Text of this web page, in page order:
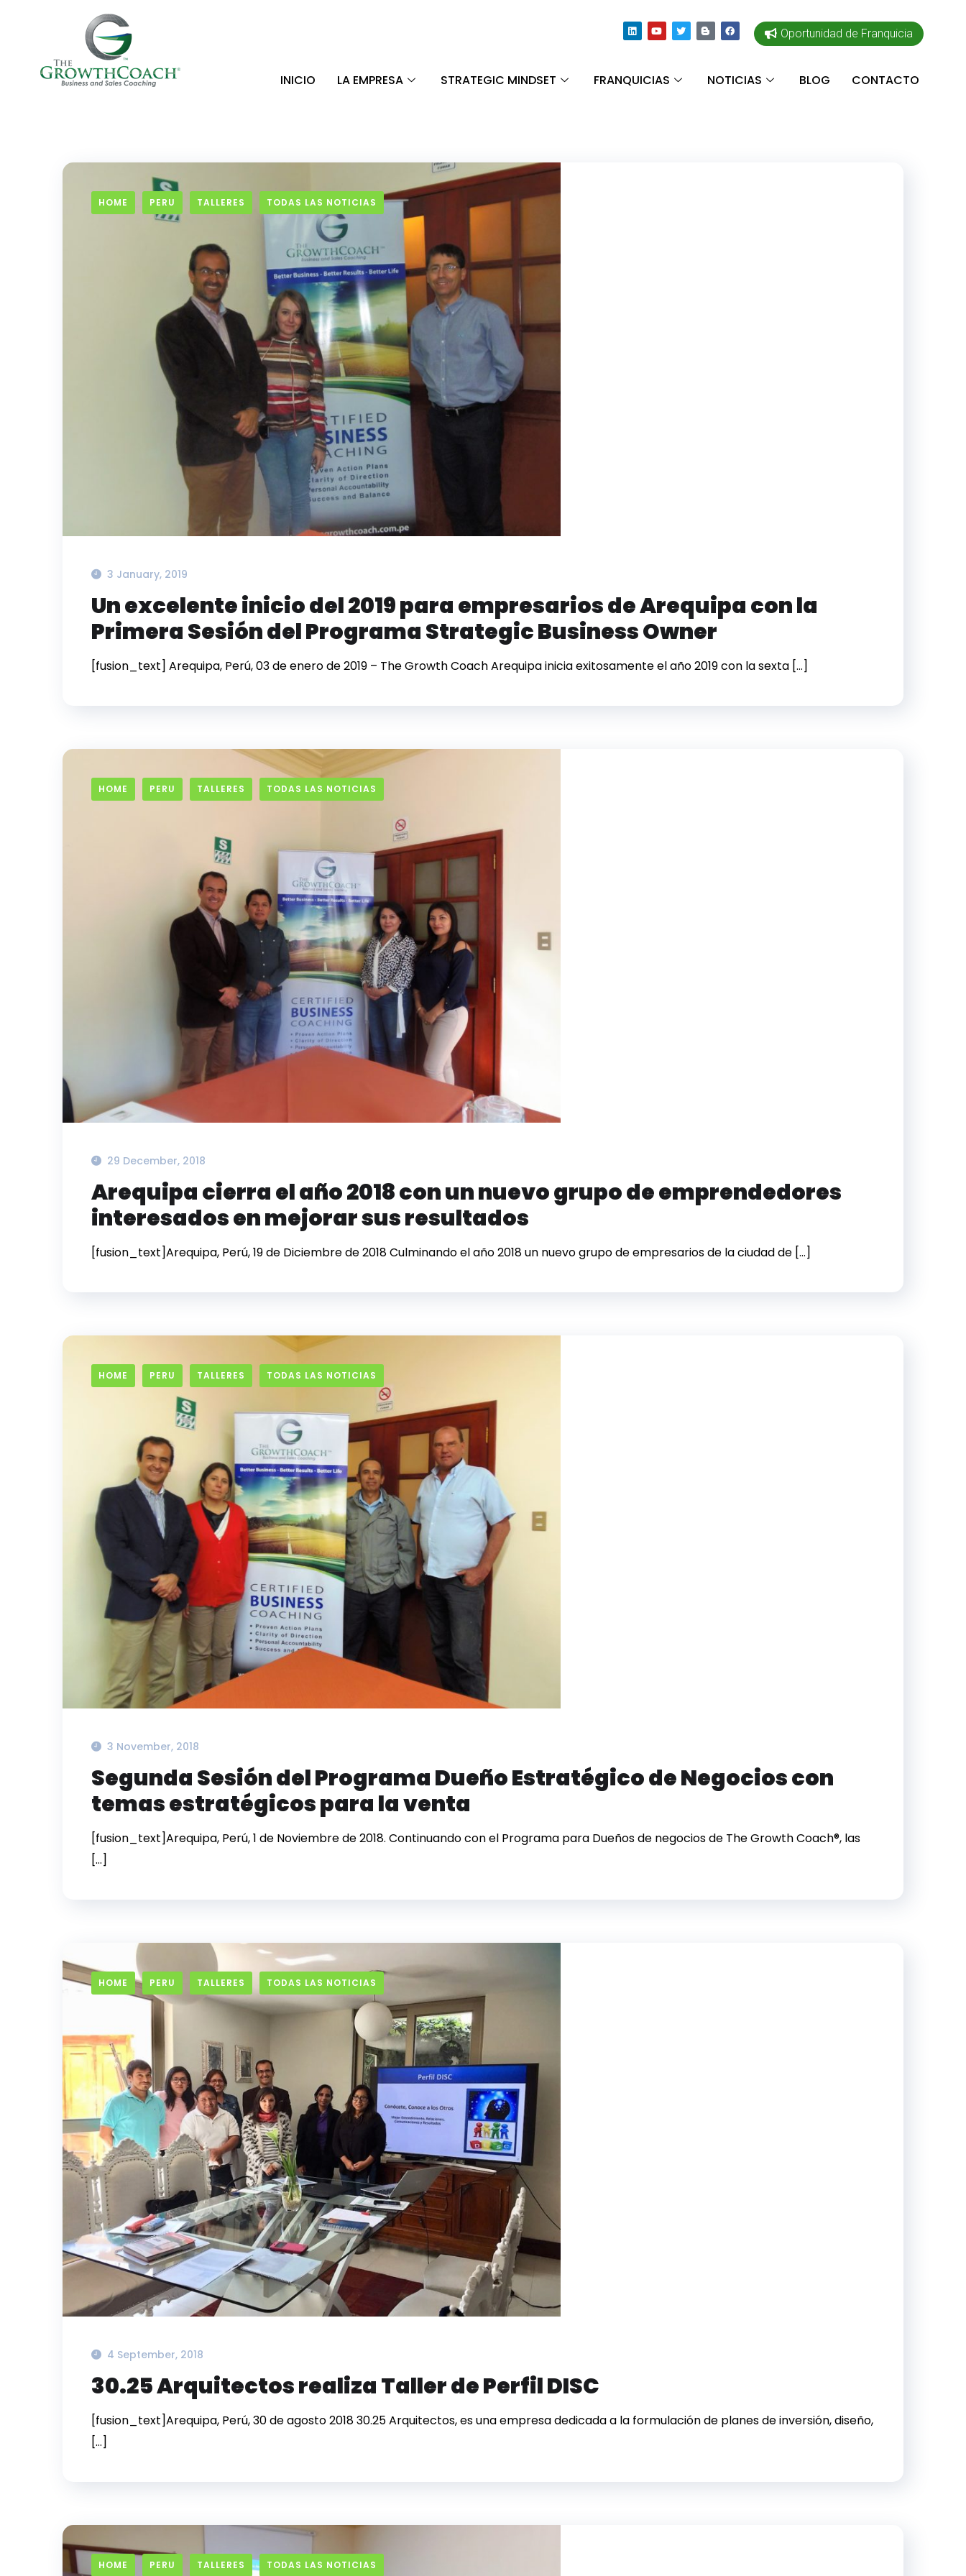
Oportunidad de Franquicia
INICIO LA EMPRESA STRATEGIC MINDSET FRANQUICIAS NOTICIAS BLOG CONTACTO
HOME PERU TALLERES TODAS LAS NOTICIAS
3 January, 2019
Un excelente inicio del 2019 para empresarios de Arequipa con la
Primera Sesión del Programa Strategic Business Owner
[fusion_text] Arequipa, Perú, 03 de enero de 2019 – The Growth Coach Arequipa inicia exitosamente el año 2019 con la sexta […]
HOME PERU TALLERES TODAS LAS NOTICIAS
29 December, 2018
Arequipa cierra el año 2018 con un nuevo grupo de emprendedores
interesados en mejorar sus resultados
[fusion_text]Arequipa, Perú, 19 de Diciembre de 2018 Culminando el año 2018 un nuevo grupo de empresarios de la ciudad de […]
HOME PERU TALLERES TODAS LAS NOTICIAS
3 November, 2018
Segunda Sesión del Programa Dueño Estratégico de Negocios con
temas estratégicos para la venta
[fusion_text]Arequipa, Perú, 1 de Noviembre de 2018. Continuando con el Programa para Dueños de negocios de The Growth Coach®, las
[…]
HOME PERU TALLERES TODAS LAS NOTICIAS
4 September, 2018
30.25 Arquitectos realiza Taller de Perfil DISC
[fusion_text]Arequipa, Perú, 30 de agosto 2018 30.25 Arquitectos, es una empresa dedicada a la formulación de planes de inversión, diseño,
[…]
HOME PERU TALLERES TODAS LAS NOTICIAS